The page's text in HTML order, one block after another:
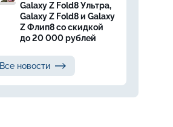
Galaxy Z Fold8 Ультра,
Galaxy Z Fold8 и Galaxy
Z Флип8 со скидкой
до 20 000 рублей
Все новости